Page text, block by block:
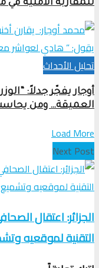
للمقاربة الأمنية
تحلیل الأحداث
أوجار يفجّر جدلاً:
العميقة… ومن
Load More
Next Post
الجزائر: اعتقال
التقنية لموقعيه